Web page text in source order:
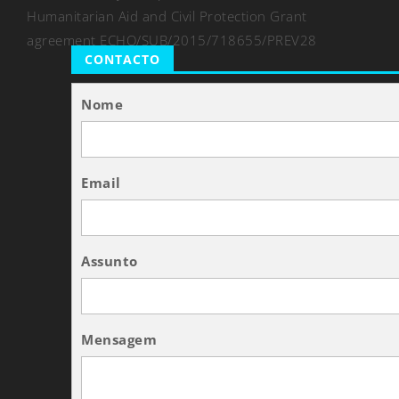
Humanitarian Aid and Civil Protection Grant
agreement ECHO/SUB/2015/718655/PREV28
CONTACTO
Nome
Email
Assunto
Mensagem